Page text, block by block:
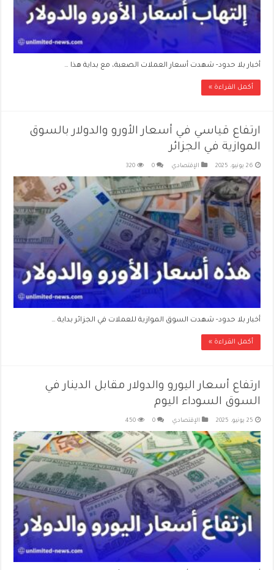
أخبار بلا حدود- شهدت أسعار العملات الصعبة، مع بداية هذا …
أكمل القراءة »
ارتفاع قياسي في أسعار الأورو والدولار بالسوق
الموازية في الجزائر
26 يونيو، 2025 الإقتصادي 0
320
أخبار بلا حدود- شهدت السوق الموازية للعملات في الجزائر بداية …
أكمل القراءة »
ارتفاع أسعار اليورو والدولار مقابل الدينار في
السوق السوداء اليوم
25 يونيو، 2025 الإقتصادي 0
450